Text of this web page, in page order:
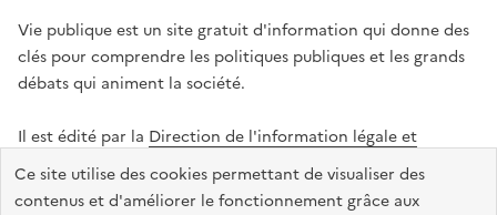
Ce site utilise des cookies permettant de visualiser des
contenus et d'améliorer le fonctionnement grâce aux
Vie publique est un site gratuit d'information qui donne des
clés pour comprendre les politiques publiques et les grands
débats qui animent la société.
Il est édité par la Direction de l'information légale et
administrative